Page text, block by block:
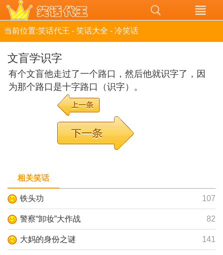
当前位置:笑话代王 - 笑话大全 - 冷笑话
文盲学识字
有个文盲他走过了一个路口，然后他就识字了，因
为那个路口是十字路口（识字）。
相关笑话
铁头功 107
警察“卸妆”大作战 82
大妈的身份之谜 141